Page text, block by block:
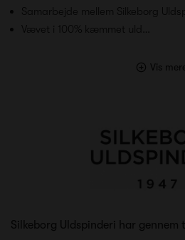
Samarbejde mellem Silkeborg
Vævet i 100% kæmmet uld…
Vis
Silkeborg Uldspinderi har gennem